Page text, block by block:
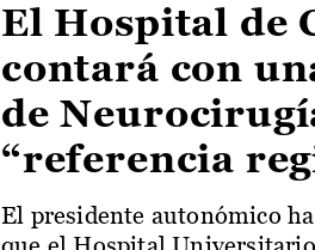
El Hospital de
contará con
de
“referencia
El presidente autonómico